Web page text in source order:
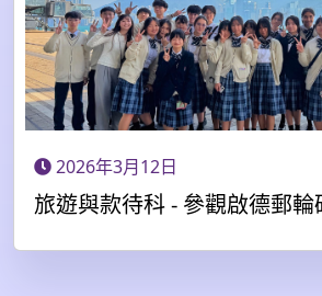
2026年3月12日
旅遊與款待科 - 參觀啟德郵輪